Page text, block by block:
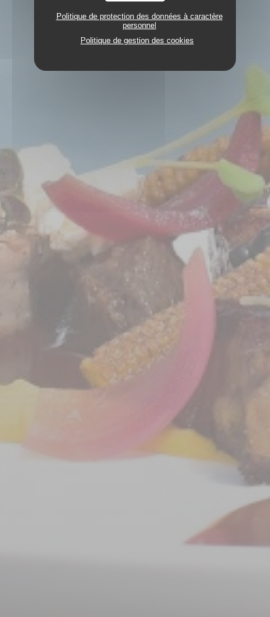
Politique de protection des données à caractère
personnel
Politique de gestion des cookies